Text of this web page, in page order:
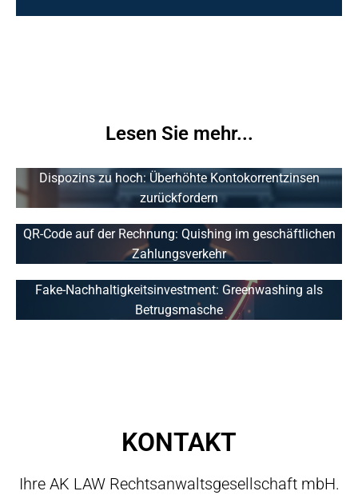
Lesen Sie mehr...
Dispozins zu hoch: Überhöhte Kontokorrentzinsen
zurückfordern
QR-Code auf der Rechnung: Quishing im geschäftlichen
Zahlungsverkehr
Fake-Nachhaltigkeitsinvestment: Greenwashing als
Betrugsmasche
KONTAKT
Ihre AK LAW Rechtsanwaltsgesellschaft mbH.